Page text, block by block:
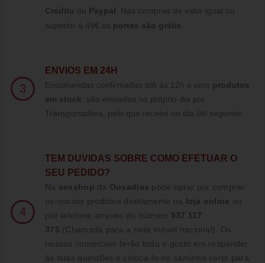
Crédito ou Paypal
Nas compras de valor igual ou
superior a 49€ os portes são grátis
3
ENVIOS EM 24H
Encomendas confirmadas até às 12h e com produtos
em stock , são enviadas no próprio dia por
Transportadora, pelo que recebe no dia útil seguinte.
4
TE M DUVIDAS SOBRE COMO EFETUAR O
SEU PEDIDO?
Na sexshop da Ousadias pode optar por comprar
os nossos produtos diretamente na loja online ou
por telefone através do número 937 117
375 (Chamada para a rede móvel nacional)
. Os
nossos comerciais terão todo o gosto em responder
ás suas questões e colocá-lo no caminho certo para